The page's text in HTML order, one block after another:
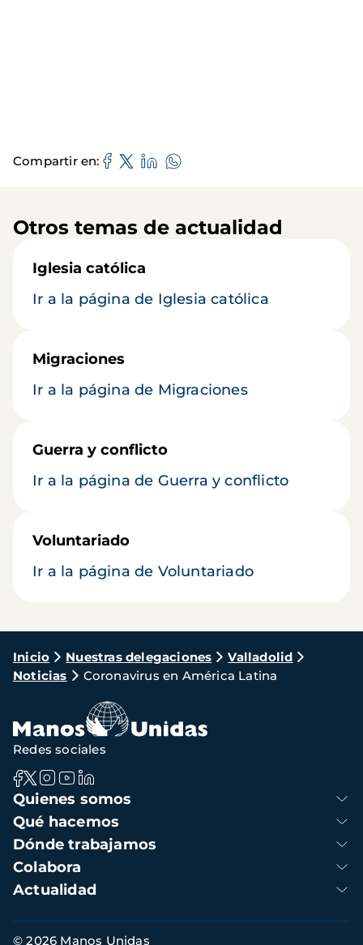
Compartir en
Otros temas de actualidad
Iglesia católica
Ir a la página de Iglesia católica
Migraciones
Ir a la página de Migraciones
Guerra y conflicto
Ir a la página de Guerra y conflicto
Voluntariado
Ir a la página de Voluntariado
Ruta
de
navegación
Inicio Nuestras delegaciones
Valladolid
Noticias
Coronavirus en América Latina
Navegación
principal
Quienes somos
Qué hacemos
Dónde trabajamos
Colabora
Actualidad
Redes sociales
Información
© 2026 Manos Unidas